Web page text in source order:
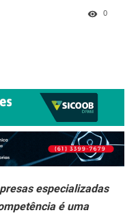
0
especializadas
é uma